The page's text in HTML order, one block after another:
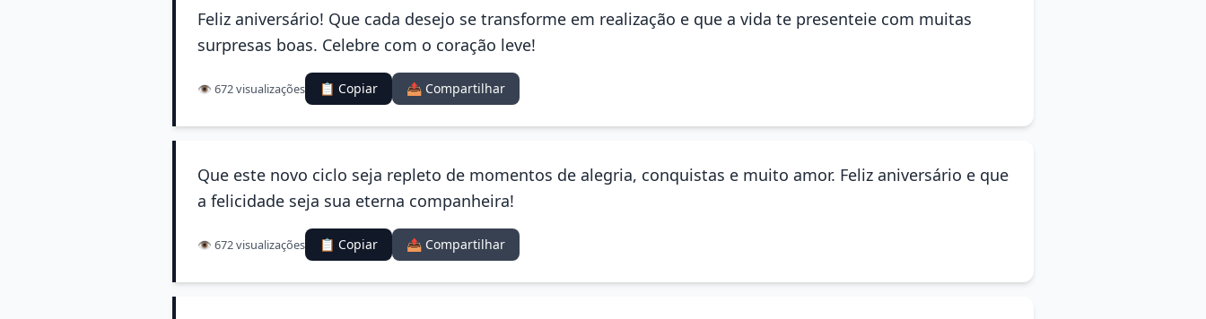
Feliz aniversário! Que cada desejo se transforme em realização e que a vida te presenteie com muitas
surpresas boas. Celebre com o coração leve!
👁️ 672 visualizações 📋 Copiar 📤 Compartilhar
Que este novo ciclo seja repleto de momentos de alegria, conquistas e muito amor. Feliz aniversário e que
a felicidade seja sua eterna companheira!
👁️ 672 visualizações 📋 Copiar 📤 Compartilhar